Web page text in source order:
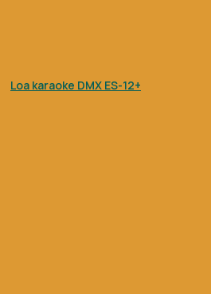
Loa karaoke DMX ES-12+